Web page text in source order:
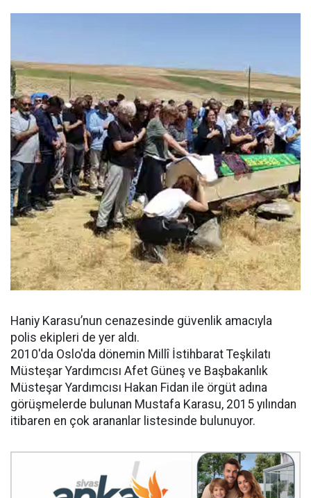
Haniy Karasu’nun cenazesinde güvenlik amacıyla
polis ekipleri de yer aldı.
2010'da Oslo'da dönemin Millî İstihbarat Teşkilatı
Müsteşar Yardımcısı Afet Güneş ve Başbakanlık
Müsteşar Yardımcısı Hakan Fidan ile örgüt adına
görüşmelerde bulunan Mustafa Karasu, 2015 yılından
itibaren en çok arananlar listesinde bulunuyor.